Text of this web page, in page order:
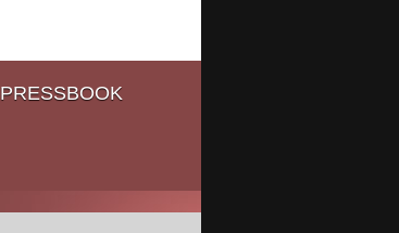
PRESSBOOK